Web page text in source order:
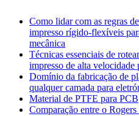
Como lidar com as regras
impresso rígido-flexíveis
mecânica
Técnicas essenciais de
impresso de alta
Domínio da fabricação de
qualquer camada para
Material de PTFE para PCB
Comparação entre o